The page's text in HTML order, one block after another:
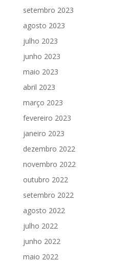
setembro 2023
agosto 2023
julho 2023
junho 2023
maio 2023
abril 2023
março 2023
fevereiro 2023
janeiro 2023
dezembro 2022
novembro 2022
outubro 2022
setembro 2022
agosto 2022
julho 2022
junho 2022
maio 2022